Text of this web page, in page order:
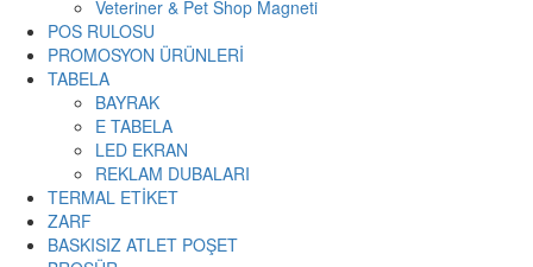
Veteriner & Pet Shop Magneti
POS RULOSU
PROMOSYON ÜRÜNLERİ
TABELA
BAYRAK
E TABELA
LED EKRAN
REKLAM DUBALARI
TERMAL ETİKET
ZARF
BASKISIZ ATLET POŞET